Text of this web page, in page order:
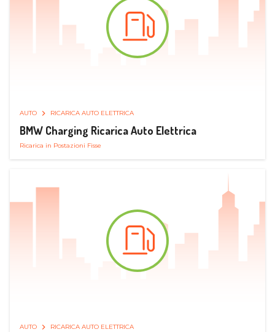
AUTO RICARICA AUTO ELETTRICA
BMW Charging Ricarica Auto Elettrica
Ricarica in Postazioni Fisse
AUTO RICARICA AUTO ELETTRICA